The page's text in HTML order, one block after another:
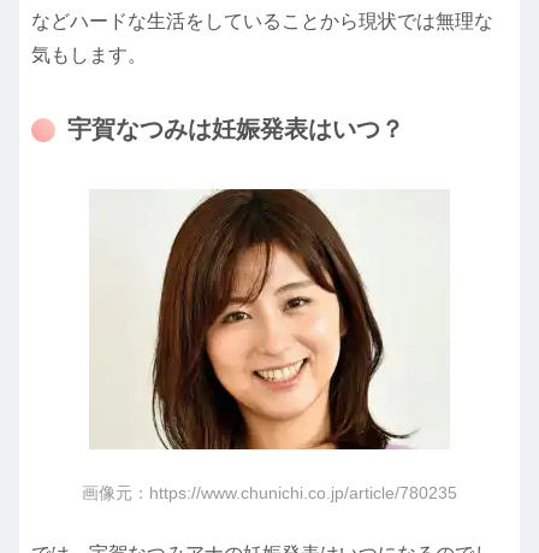
などハードな生活をしていることから現状では無理な
気もします。
宇賀なつみは妊娠発表はいつ？
画像元：https://www.chunichi.co.jp/article/780235